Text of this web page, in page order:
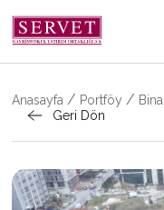
YATIRIMCI
İLETIŞIM
Anasayfa / Portföy /
Geri Dön